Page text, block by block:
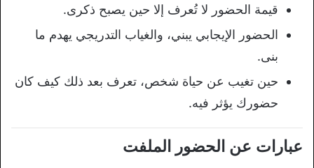
قيمة الحضور لا تُعرف إلا حين يصبح ذكرى.
الحضور الإيجابي يبني، والغياب التدريجي يهدم ما
بنى.
حين تغيب عن حياة شخص، تعرف بعد ذلك كيف كان
حضورك يؤثر فيه.
عبارات عن الحضور الملفت